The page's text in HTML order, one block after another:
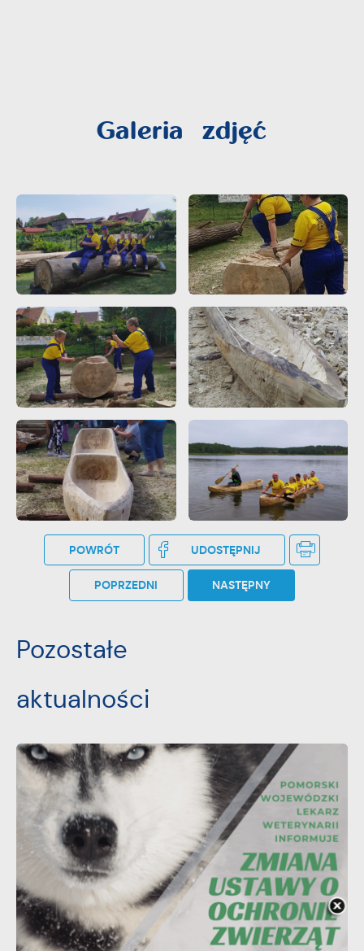
Galeria zdjęć
POWRÓT UDOSTĘPNIJ
POPRZEDNI NASTĘPNY
Pozostałe
aktualności